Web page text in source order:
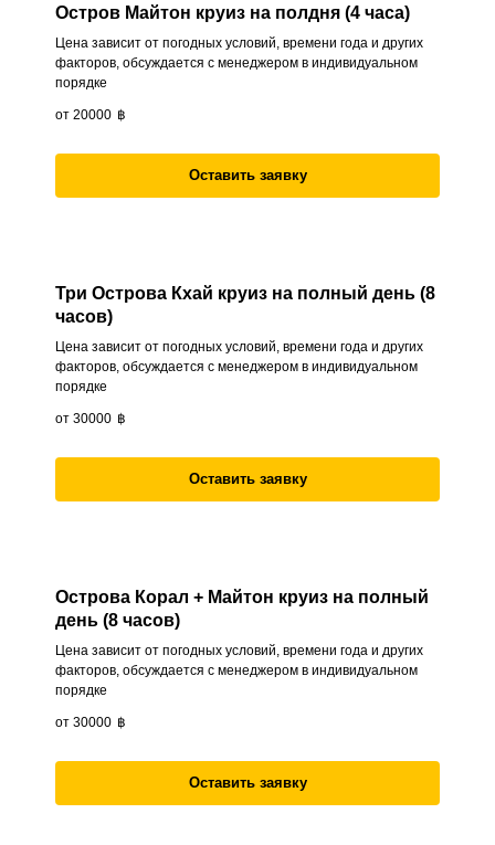
Остров Майтон круиз на полдня (4 часа)
Цена зависит от погодных условий, времени года и других
факторов, обсуждается с менеджером в индивидуальном
порядке
от 20000 ฿
Оставить заявку
Три Острова Кхай круиз на полный день (8
часов)
Цена зависит от погодных условий, времени года и других
факторов, обсуждается с менеджером в индивидуальном
порядке
от 30000 ฿
Оставить заявку
Острова Корал + Майтон круиз на полный
день (8 часов)
Цена зависит от погодных условий, времени года и других
факторов, обсуждается с менеджером в индивидуальном
порядке
от 30000 ฿
Оставить заявку